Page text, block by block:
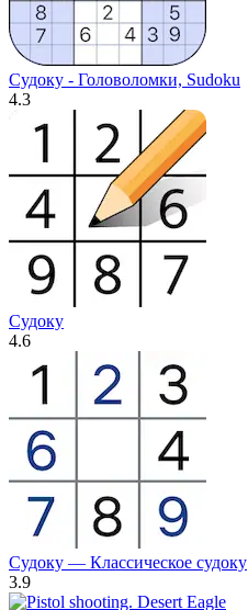
Судоку - Головоломки, Sudoku
4.3
Судоку
4.6
Судоку — Классическое судоку
3.9